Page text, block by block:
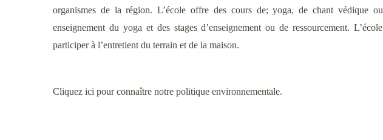
organismes de la région. L’école offre des cours de;yoga, dechant védique
enseignement du yoga et des stages d’enseignement ou de ressourcement.
participer à l’entretient du terrain et de la maison.
Cliquez ici pour connaître notre politique environnementale.